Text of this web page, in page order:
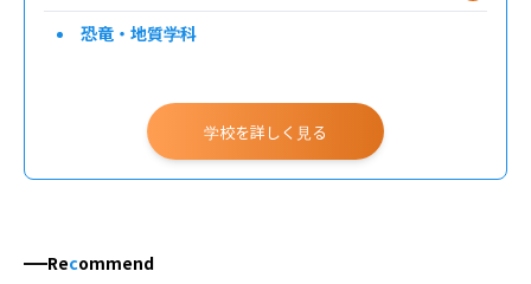
恐竜・地質学科
学校を詳しく見る
Recommend